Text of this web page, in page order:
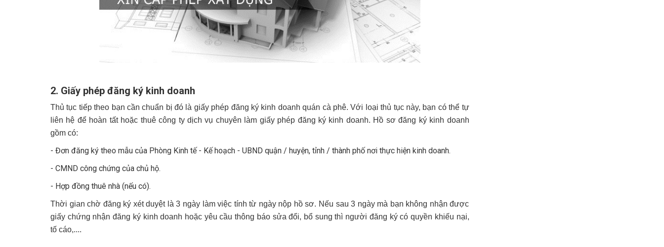
2. Giấy phép đăng ký kinh doanh
Thủ tục tiếp theo bạn cần chuẩn bị đó là giấy phép đăng ký kinh doanh quán cà phê. Với loại thủ tục này, bạn có thể tự
liên hệ để hoàn tất hoặc thuê công ty dịch vụ chuyên làm giấy phép đăng ký kinh doanh. Hồ sơ đăng ký kinh doanh
gồm có:
- Đơn đăng ký theo mẫu của Phòng Kinh tế - Kế hoạch - UBND quận / huyện, tỉnh / thành phố nơi thực hiện kinh doanh.
- CMND công chứng của chủ hộ.
- Hợp đồng thuê nhà (nếu có).
Thời gian chờ đăng ký xét duyệt là 3 ngày làm việc tính từ ngày nộp hồ sơ. Nếu sau 3 ngày mà bạn không nhận được
giấy chứng nhận đăng ký kinh doanh hoặc yêu cầu thông báo sửa đổi, bổ sung thì người đăng ký có quyền khiếu nại,
tố cáo,....